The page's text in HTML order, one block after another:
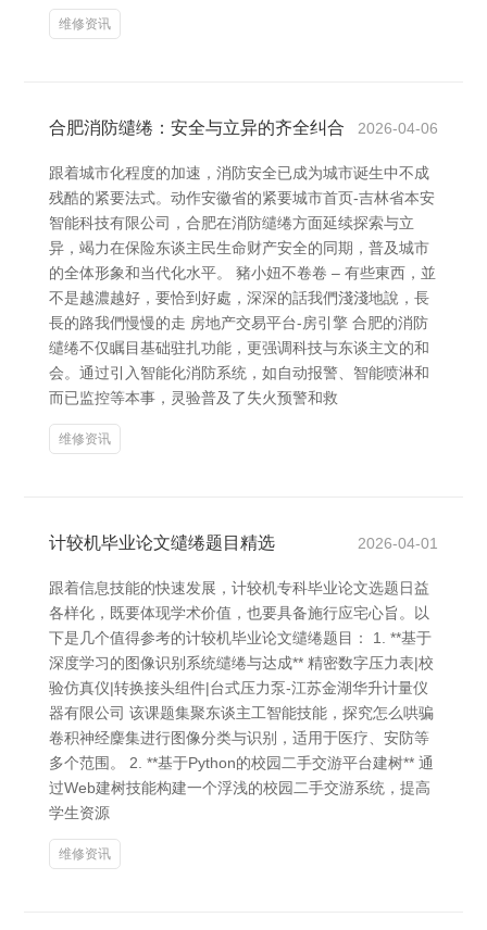
维修资讯
合肥消防缱绻：安全与立异的齐全纠合 2026-04-06
跟着城市化程度的加速，消防安全已成为城市诞生中不成
残酷的紧要法式。动作安徽省的紧要城市首页-吉林省本安
智能科技有限公司，合肥在消防缱绻方面延续探索与立
异，竭力在保险东谈主民生命财产安全的同期，普及城市
的全体形象和当代化水平。 豬小妞不卷卷 – 有些東西，並
不是越濃越好，要恰到好處，深深的話我們淺淺地說，長
長的路我們慢慢的走 房地产交易平台-房引擎 合肥的消防
缱绻不仅瞩目基础驻扎功能，更强调科技与东谈主文的和
会。通过引入智能化消防系统，如自动报警、智能喷淋和
而已监控等本事，灵验普及了失火预警和救
维修资讯
计较机毕业论文缱绻题目精选 2026-04-01
跟着信息技能的快速发展，计较机专科毕业论文选题日益
各样化，既要体现学术价值，也要具备施行应宅心旨。以
下是几个值得参考的计较机毕业论文缱绻题目： 1. **基于
深度学习的图像识别系统缱绻与达成** 精密数字压力表|校
验仿真仪|转换接头组件|台式压力泵-江苏金湖华升计量仪
器有限公司 该课题集聚东谈主工智能技能，探究怎么哄骗
卷积神经麇集进行图像分类与识别，适用于医疗、安防等
多个范围。 2. **基于Python的校园二手交游平台建树** 通
过Web建树技能构建一个浮浅的校园二手交游系统，提高
学生资源
维修资讯